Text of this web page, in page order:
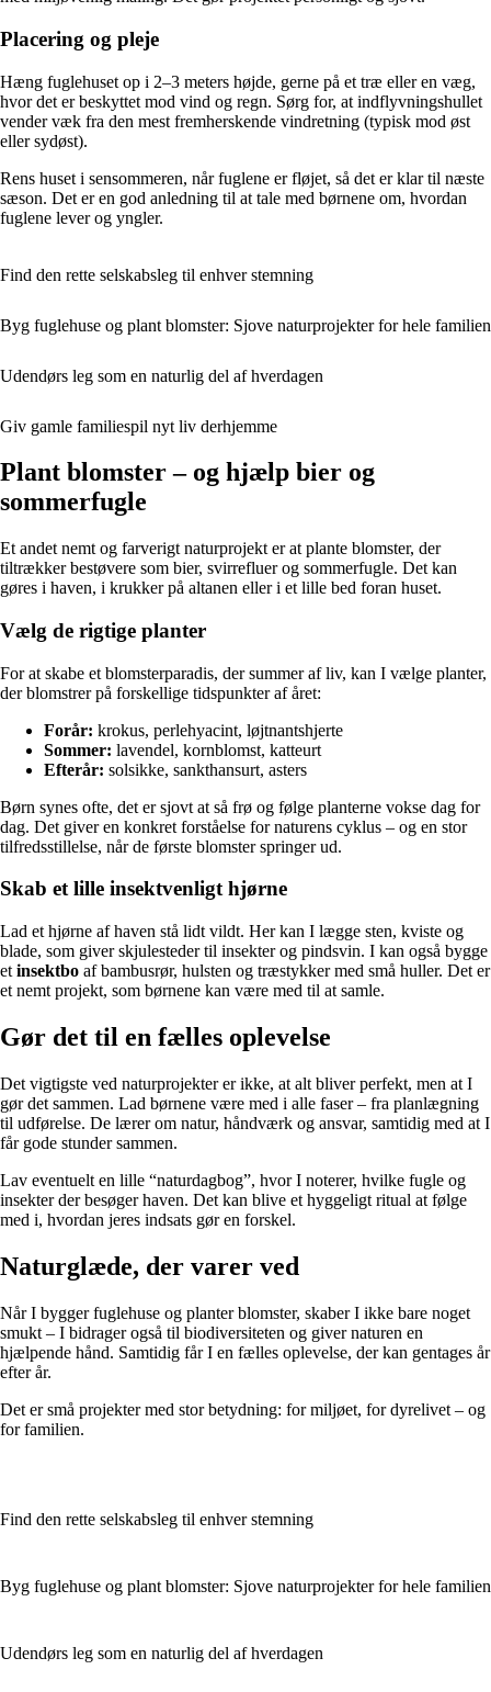
Placering og pleje
Hæng fuglehuset op i 2–3 meters højde, gerne på et træ eller en væg,
hvor det er beskyttet mod vind og regn. Sørg for, at indflyvningshullet
vender væk fra den mest fremherskende vindretning (typisk mod øst
eller sydøst).
Rens huset i sensommeren, når fuglene er fløjet, så det er klar til næste
sæson. Det er en god anledning til at tale med børnene om, hvordan
fuglene lever og yngler.
Find den rette selskabsleg til enhver stemning
Byg fuglehuse og plant blomster: Sjove naturprojekter for hele familien
Udendørs leg som en naturlig del af hverdagen
Giv gamle familiespil nyt liv derhjemme
Plant blomster – og hjælp bier og
sommerfugle
Et andet nemt og farverigt naturprojekt er at plante blomster, der
tiltrækker bestøvere som bier, svirrefluer og sommerfugle. Det kan
gøres i haven, i krukker på altanen eller i et lille bed foran huset.
Vælg de rigtige planter
For at skabe et blomsterparadis, der summer af liv, kan I vælge planter,
der blomstrer på forskellige tidspunkter af året:
Forår: krokus, perlehyacint, løjtnantshjerte
Sommer: lavendel, kornblomst, katteurt
Efterår: solsikke, sankthansurt, asters
Børn synes ofte, det er sjovt at så frø og følge planterne vokse dag for
dag. Det giver en konkret forståelse for naturens cyklus – og en stor
tilfredsstillelse, når de første blomster springer ud.
Skab et lille insektvenligt hjørne
Lad et hjørne af haven stå lidt vildt. Her kan I lægge sten, kviste og
blade, som giver skjulesteder til insekter og pindsvin. I kan også bygge
et insektbo af bambusrør, hulsten og træstykker med små huller. Det er
et nemt projekt, som børnene kan være med til at samle.
Gør det til en fælles oplevelse
Det vigtigste ved naturprojekter er ikke, at alt bliver perfekt, men at I
gør det sammen. Lad børnene være med i alle faser – fra planlægning
til udførelse. De lærer om natur, håndværk og ansvar, samtidig med at I
får gode stunder sammen.
Lav eventuelt en lille “naturdagbog”, hvor I noterer, hvilke fugle og
insekter der besøger haven. Det kan blive et hyggeligt ritual at følge
med i, hvordan jeres indsats gør en forskel.
Naturglæde, der varer ved
Når I bygger fuglehuse og planter blomster, skaber I ikke bare noget
smukt – I bidrager også til biodiversiteten og giver naturen en
hjælpende hånd. Samtidig får I en fælles oplevelse, der kan gentages år
efter år.
Det er små projekter med stor betydning: for miljøet, for dyrelivet – og
for familien.
Find den rette selskabsleg til enhver stemning
Byg fuglehuse og plant blomster: Sjove naturprojekter for hele familien
Udendørs leg som en naturlig del af hverdagen